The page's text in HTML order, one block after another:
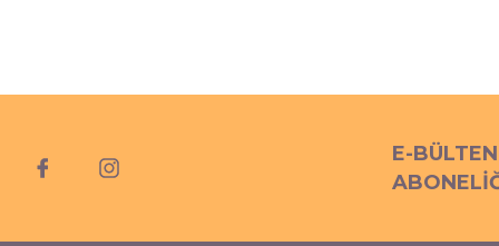
E-BÜLTEN